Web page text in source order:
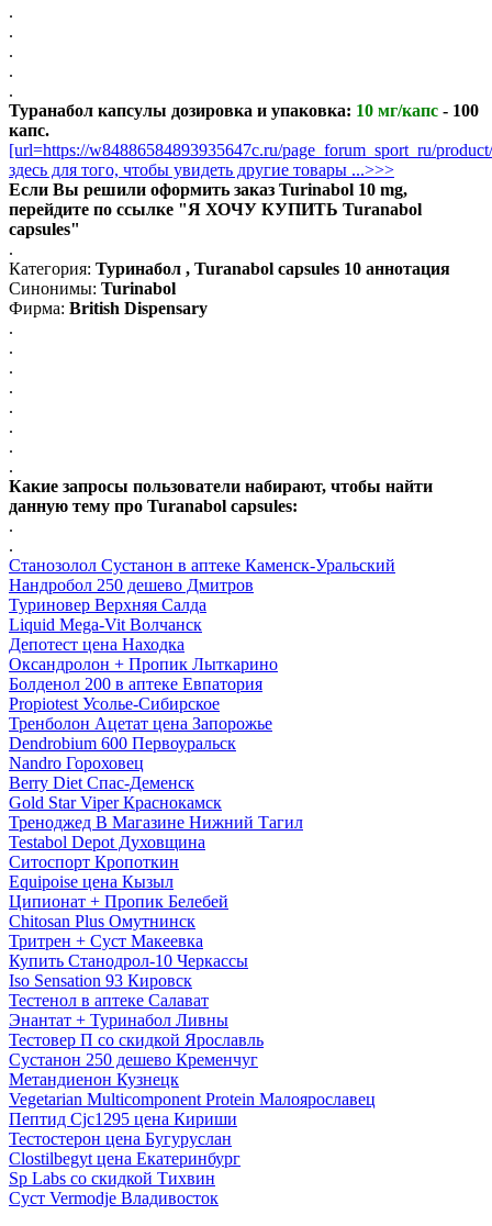
.
.
.
.
.
Туранабол капсулы дозировка и упаковка: 10 мг/капс - 100
капс.
[url=https://w84886584893935647c.ru/page_forum_sport_ru/
здесь для того, чтобы увидеть другие товары ...>>>
Если Вы решили оформить заказ Turinabol 10 mg,
перейдите по ссылке "Я ХОЧУ КУПИТЬ Turanabol
capsules"
.
Категория: Туринабол , Turanabol capsules 10 аннотация
Синонимы: Turinabol
Фирма: British Dispensary
.
.
.
.
.
.
.
.
Какие запросы пользователи набирают, чтобы найти
данную тему про Turanabol capsules:
.
.
Станозолол Сустанон в аптеке Каменск-Уральский
Нандробол 250 дешево Дмитров
Туриновер Верхняя Салда
Liquid Mega-Vit Волчанск
Депотест цена Находка
Оксандролон + Пропик Лыткарино
Болденол 200 в аптеке Евпатория
Propiotest Усолье-Сибирское
Тренболон Ацетат цена Запорожье
Dendrobium 600 Первоуральск
Nandro Гороховец
Berry Diet Спас-Деменск
Gold Star Viper Краснокамск
Треноджед В Магазине Нижний Тагил
Testabol Depot Духовщина
Ситоспорт Кропоткин
Equipoise цена Кызыл
Ципионат + Пропик Белебей
Chitosan Plus Омутнинск
Тритрен + Суст Макеевка
Купить Станодрол-10 Черкассы
Iso Sensation 93 Кировск
Тестенол в аптеке Салават
Энантат + Туринабол Ливны
Тестовер П со скидкой Ярославль
Сустанон 250 дешево Кременчуг
Метандиенон Кузнецк
Vegetarian Multicomponent Protein Малоярославец
Пептид Cjc1295 цена Кириши
Тестостерон цена Бугуруслан
Clostilbegyt цена Екатеринбург
Sp Labs со скидкой Тихвин
Суст Vermodje Владивосток